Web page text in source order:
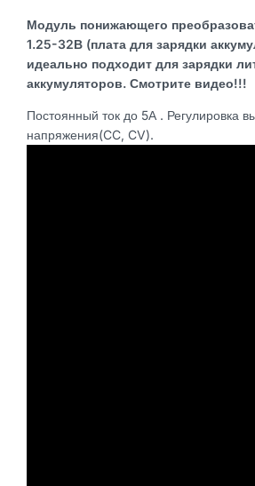
035
v3.0
(зарядная
плата)
Модуль понижающего
1.25-32В (плата для зарядки
идеально подходит для зарядки
аккумуляторов. Смотрите видео!!!
Постоянный ток до 5А . Регулировка
напряжения(CC, CV).